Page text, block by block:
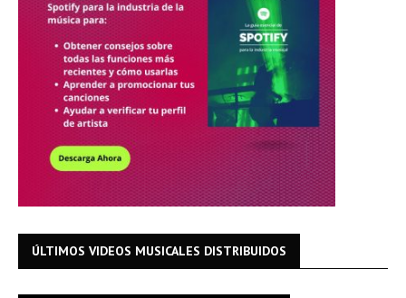
ÚLTIMOS VIDEOS MUSICALES DISTRIBUIDOS